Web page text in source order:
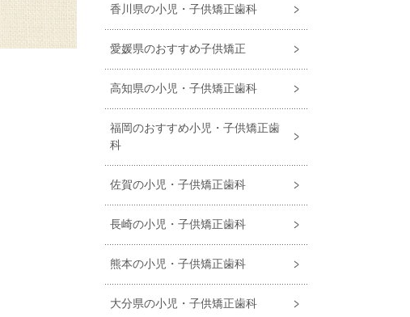
香川県の小児・子供矯正歯科
愛媛県のおすすめ子供矯正
高知県の小児・子供矯正歯科
福岡のおすすめ小児・⼦供矯正⻭
科
佐賀の小児・子供矯正歯科
長崎の小児・子供矯正歯科
熊本の小児・子供矯正歯科
大分県の小児・子供矯正歯科